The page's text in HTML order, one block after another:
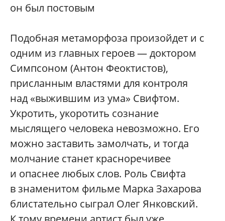
он был постовым
Подобная метаморфоза произойдет и с
одним из главных героев — доктором
Симпсоном (Антон Феоктистов),
присланным властями для контроля
над «выжившим из ума» Свифтом.
Укротить, укоротить сознание
мыслящего человека невозможно. Его
можно заставить замолчать, и тогда
молчание станет красноречивее
и опаснее любых слов. Роль Свифта
в знаменитом фильме Марка Захарова
блистательно сыграл Олег Янковский.